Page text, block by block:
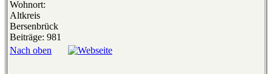
Wohnort:
Altkreis
Bersenbrück
Beiträge: 981
Nach oben